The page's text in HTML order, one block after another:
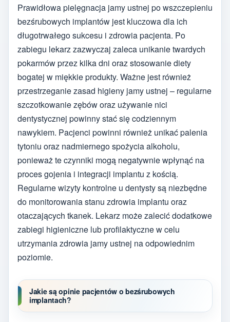
Prawidłowa pielęgnacja jamy ustnej po wszczepieniu
bezśrubowych implantów jest kluczowa dla ich
długotrwałego sukcesu i zdrowia pacjenta. Po
zabiegu lekarz zazwyczaj zaleca unikanie twardych
pokarmów przez kilka dni oraz stosowanie diety
bogatej w miękkie produkty. Ważne jest również
przestrzeganie zasad higieny jamy ustnej – regularne
szczotkowanie zębów oraz używanie nici
dentystycznej powinny stać się codziennym
nawykiem. Pacjenci powinni również unikać palenia
tytoniu oraz nadmiernego spożycia alkoholu,
ponieważ te czynniki mogą negatywnie wpłynąć na
proces gojenia i integracji implantu z kością.
Regularne wizyty kontrolne u dentysty są niezbędne
do monitorowania stanu zdrowia implantu oraz
otaczających tkanek. Lekarz może zalecić dodatkowe
zabiegi higieniczne lub profilaktyczne w celu
utrzymania zdrowia jamy ustnej na odpowiednim
poziomie.
Jakie są opinie pacjentów o bezśrubowych
implantach?